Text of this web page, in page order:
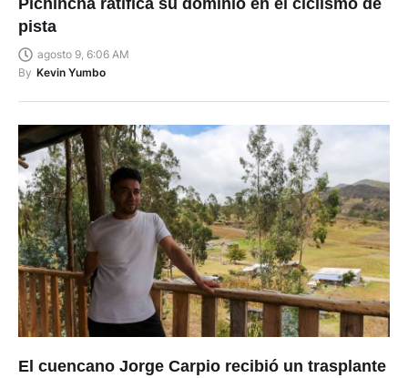
pista
agosto 9, 6:06 AM
By Kevin Yumbo
El cuencano Jorge Carpio recibió un trasplante